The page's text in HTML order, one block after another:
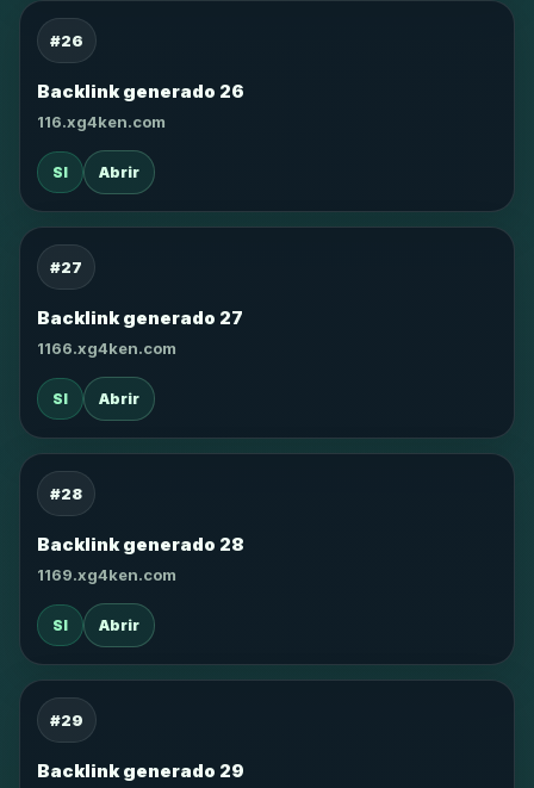
#26
Backlink generado 26
116.xg4ken.com
SI Abrir
#27
Backlink generado 27
1166.xg4ken.com
SI Abrir
#28
Backlink generado 28
1169.xg4ken.com
SI Abrir
#29
Backlink generado 29